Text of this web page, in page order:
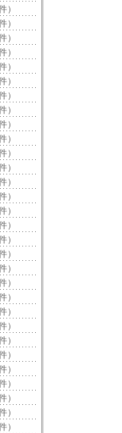
）
）
）
）
）
）
）
）
）
）
）
）
）
）
）
）
）
）
）
）
）
）
）
）
）
）
）
）
）
）